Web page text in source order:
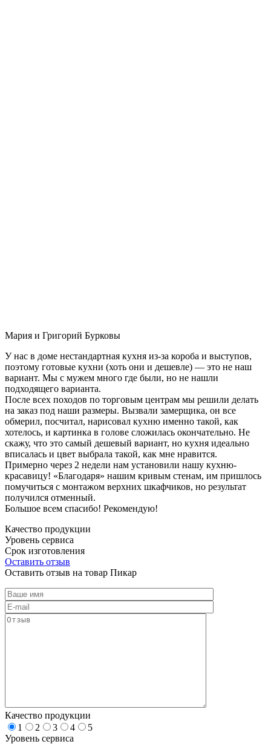
Мария и Григорий Бурковы
У нас в доме нестандартная кухня из-за короба и выступов,
поэтому готовые кухни (хоть они и дешевле) — это не наш
вариант. Мы с мужем много где были, но не нашли
подходящего варианта.
После всех походов по торговым центрам мы решили делать
на заказ под наши размеры. Вызвали замерщика, он все
обмерил, посчитал, нарисовал кухню именно такой, как
хотелось, и картинка в голове сложилась окончательно. Не
скажу, что это самый дешевый вариант, но кухня идеально
вписалась и цвет выбрала такой, как мне нравится.
Примерно через 2 недели нам установили нашу кухню-
красавицу! «Благодаря» нашим кривым стенам, им пришлось
помучиться с монтажом верхних шкафчиков, но результат
получился отменный.
Большое всем спасибо! Рекомендую!
Качество продукции
Уровень сервиса
Срок изготовления
Оставить отзыв
Оставить отзыв на товар Пикар
Качество продукции
1
2 3 4
5
Уровень сервиса